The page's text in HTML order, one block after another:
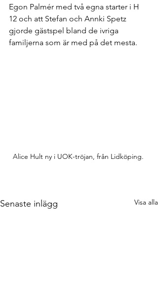
Egon Palmér med två egna starter i H
12 och att Stefan och Annki Spetz
gjorde gästspel bland de ivriga
familjerna som är med på det mesta.
Alice Hult ny i UOK-tröjan, från Lidköping.
Senaste inlägg Visa alla